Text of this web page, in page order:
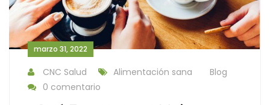
marzo 31, 2022
CNC Salud Alimentación sana
Blog
0 comentario